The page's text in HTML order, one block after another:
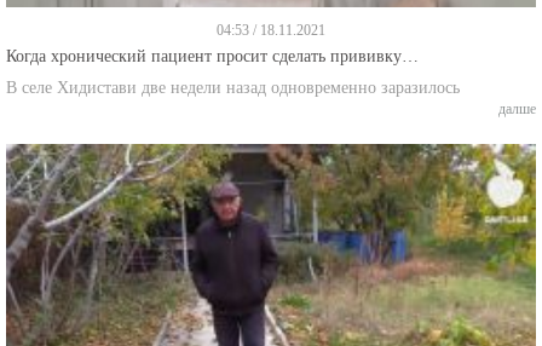
04:53 / 18.11.2021
Когда хронический пациент просит сделать прививку…
В селе Хидистави две недели назад одновременно заразилось
далше